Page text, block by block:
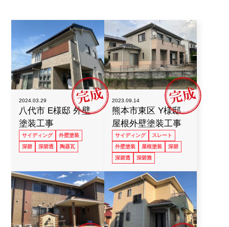
会社概要
お気軽にお問い合わせ下さい！
0120-963-324
営業時間 9:00 ~ 19:00
2024.03.29
八代市 E様邸 外壁
塗装工事
サイディング
外壁塗装
深碧
深碧透 陶器瓦
2023.09.14
熊本市東区 Y様邸
屋根外壁塗装工事
サイディング
スレート
外壁塗装
屋根塗装
深碧
深碧透
深碧雅